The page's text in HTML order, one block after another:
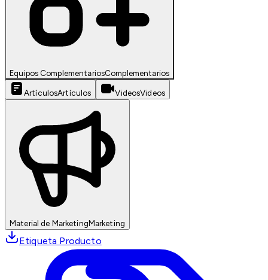
Equipos ComplementariosComplementarios
ArtículosArtículos VideosVideos
Material de MarketingMarketing
Etiqueta Producto